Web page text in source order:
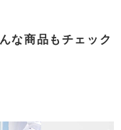
な商品もチェック